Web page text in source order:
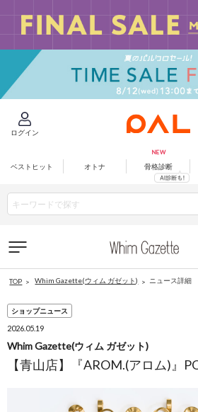
ログイン
ベストヒット オトナ 骨格診断
TOP Whim Gazette(ウィム ガゼット) ニュース詳細
ショップニュース
2026.05.19
Whim Gazette(ウィム ガゼット)
【青山店】『AROM.(アロム)』